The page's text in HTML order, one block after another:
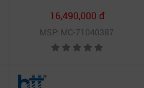
16,490,000 đ
MSP: MC-71040387